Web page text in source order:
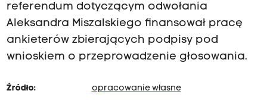
referendum dotyczącym odwołania
Aleksandra Miszalskiego finansował pracę
ankieterów zbierających podpisy pod
wnioskiem o przeprowadzenie głosowania.
Źródło: opracowanie własne